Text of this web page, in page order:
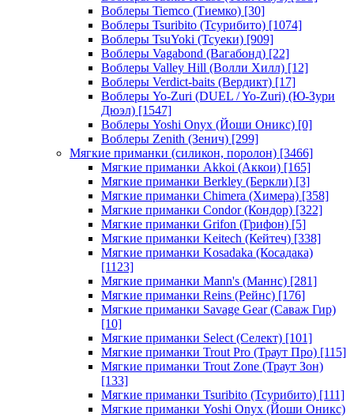
Воблеры Tiemco (Тиемко) [30]
Воблеры Tsuribito (Тсурибито) [1074]
Воблеры TsuYoki (Тсуеки) [909]
Воблеры Vagabond (Вагабонд) [22]
Воблеры Valley Hill (Волли Хилл) [12]
Воблеры Verdict-baits (Вердикт) [17]
Воблеры Yo-Zuri (DUEL / Yo-Zuri) (Ю-Зури
Дюэл) [1547]
Воблеры Yoshi Onyx (Йоши Оникс) [0]
Воблеры Zenith (Зенич) [299]
Мягкие приманки (силикон, поролон) [3466]
Мягкие приманки Akkoi (Аккои) [165]
Мягкие приманки Berkley (Беркли) [3]
Мягкие приманки Chimera (Химера) [358]
Мягкие приманки Condor (Кондор) [322]
Мягкие приманки Grifon (Грифон) [5]
Мягкие приманки Keitech (Кейтеч) [338]
Мягкие приманки Kosadaka (Косадака)
[1123]
Мягкие приманки Mann's (Маннс) [281]
Мягкие приманки Reins (Рейнс) [176]
Мягкие приманки Savage Gear (Саваж Гир)
[10]
Мягкие приманки Select (Селект) [101]
Мягкие приманки Trout Pro (Траут Про) [115]
Мягкие приманки Trout Zone (Траут Зон)
[133]
Мягкие приманки Tsuribito (Тсурибито) [111]
Мягкие приманки Yoshi Onyx (Йоши Оникс)